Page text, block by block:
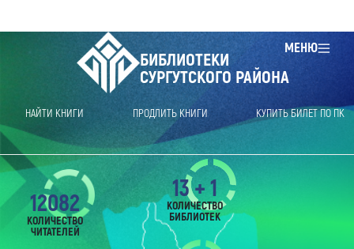
МЕНЮ
БИБЛИОТЕКИ
СУРГУТСКОГО РАЙОНА
НАЙТИ КНИГИ ПРОДЛИТЬ КНИГИ КУПИТЬ БИЛЕТ ПО ПК
12082
КОЛИЧЕСТВО
ЧИТАТЕЛЕЙ
13 + 1
КОЛИЧЕСТВО
БИБЛИОТЕК